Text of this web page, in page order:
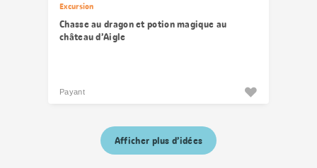
Excursion
Chasse au dragon et potion magique au
château d’Aigle
Payant
Afficher plus d’idées